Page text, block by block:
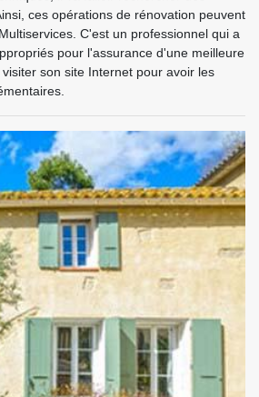
ces opérations de rénovation peuvent
C'est un professionnel qui a
pour l'assurance d'une meilleure
son site Internet pour avoir les